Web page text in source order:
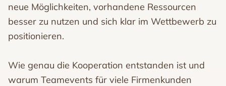
neue Möglichkeiten, vorhandene Ressourcen
besser zu nutzen und sich klar im Wettbewerb zu
positionieren.
Wie genau die Kooperation entstanden ist und
warum Teamevents für viele Firmenkunden